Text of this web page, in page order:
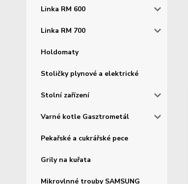
Linka RM 600
Linka RM 700
Holdomaty
Stoličky plynové a elektrické
Stolní zařízení
Varné kotle Gasztrometál
Pekařské a cukrářské pece
Grily na kuřata
Mikrovlnné trouby SAMSUNG